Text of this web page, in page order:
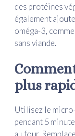
des protéines
également
oméga-3,
sans viande.
plus
Utilisez le
pendant 5